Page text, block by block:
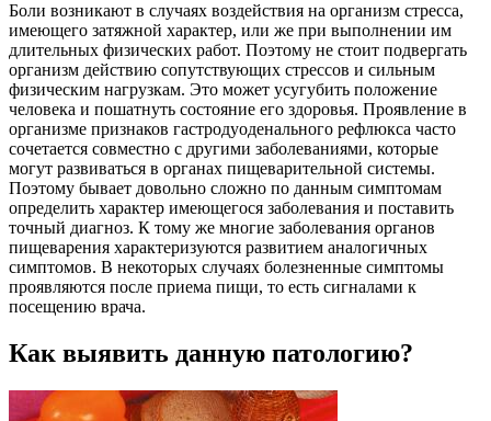
Боли возникают в случаях воздействия на организм стресса,
имеющего затяжной характер, или же при выполнении им
длительных физических работ. Поэтому не стоит подвергать
организм действию сопутствующих стрессов и сильным
физическим нагрузкам. Это может усугубить положение
человека и пошатнуть состояние его здоровья. Проявление в
организме признаков гастродуоденального рефлюкса часто
сочетается совместно с другими заболеваниями, которые
могут развиваться в органах пищеварительной системы.
Поэтому бывает довольно сложно по данным симптомам
определить характер имеющегося заболевания и поставить
точный диагноз. К тому же многие заболевания органов
пищеварения характеризуются развитием аналогичных
симптомов. В некоторых случаях болезненные симптомы
проявляются после приема пищи, то есть сигналами к
посещению врача.
Как выявить данную патологию?